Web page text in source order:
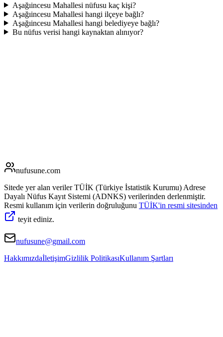
Aşağıincesu Mahallesi nüfusu kaç kişi?
Aşağıincesu Mahallesi hangi ilçeye bağlı?
Aşağıincesu Mahallesi hangi belediyeye bağlı?
Bu nüfus verisi hangi kaynaktan alınıyor?
nufusune.com
Sitede yer alan veriler TÜİK (Türkiye İstatistik Kurumu) Adrese
Dayalı Nüfus Kayıt Sistemi (ADNKS) verilerinden derlenmiştir.
Resmi kullanım için verilerin doğruluğunu TÜİK'in resmi sitesinden
teyit ediniz.
nufusune@gmail.com
HakkımızdaİletişimGizlilik PolitikasıKullanım Şartları